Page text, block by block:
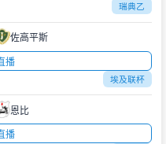
瑞典乙
佐高平斯
播
埃及联杯
恩比
播